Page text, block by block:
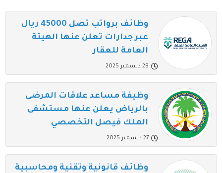
وظائف برواتب تصل 45000 ريال
عبر جدارات تعلن عنها الهيئة
العامة للعقار
28 ديسمبر 2025
وظيفة مساعد علاقات المرضى
بالرياض يعلن عنها مستشفى
الملك فيصل التخصصي
27 ديسمبر 2025
وظائف قانونية وتقنية ومحاسبية